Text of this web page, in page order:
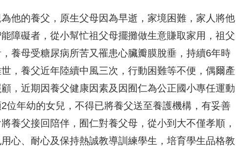
他的養父，原生父母因為早逝，家境困難，家人將他
障礙者，從小幫忙祖父母擺攤做生意賺取家用，祖父
養母受糖尿病所苦又罹患心臟瓣膜脫垂，持續6年時
，養父近年陸續中風三次，行動困難等不便，偶爾產
，近期因養父健康因素及因囿仁為公正國小專任運動
位年幼的女兒，不得已將養父送至養護機構，有妥善
養父接回陪伴，囿仁對養父母，從小到大不僅孝順，
心、耐心及保持熱誠教導訓練學生，培育學生品格教